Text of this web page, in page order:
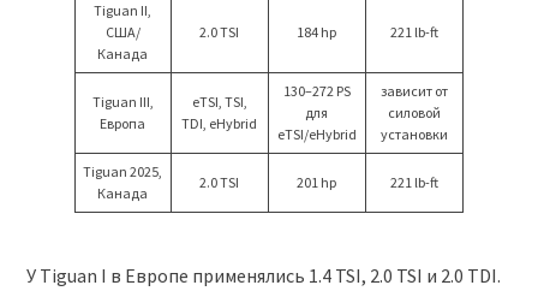
Tiguan II,
США/
Канада
2.0 TSI 184 hp 221 lb-ft
Tiguan III,
Европа
eTSI, TSI,
TDI, eHybrid
130–272 PS
для
eTSI/eHybrid
зависит от
силовой
установки
Tiguan 2025,
Канада
2.0 TSI 201 hp 221 lb-ft
У Tiguan I в Европе применялись 1.4 TSI, 2.0 TSI и 2.0 TDI.